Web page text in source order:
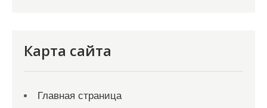
Карта сайта
Главная страница